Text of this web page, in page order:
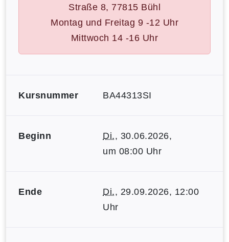
Straße 8, 77815 Bühl
Montag und Freitag 9 -12 Uhr
Mittwoch 14 -16 Uhr
Kursnummer BA44313SI
Beginn Di., 30.06.2026,
um 08:00 Uhr
Ende Di., 29.09.2026, 12:00
Uhr